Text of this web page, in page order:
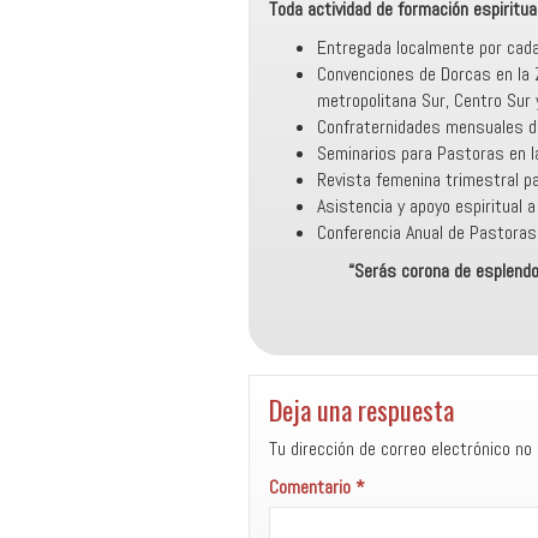
Toda actividad de formación
Entregada localmente por
Convenciones de Dorcas en
metropolitana Sur, Centro Sur
Confraternidades mensuales
Seminarios para Pastoras en
Revista femenina trimestral
Asistencia y apoyo espiritual
Conferencia Anual de Pastoras
“Serás corona de
Deja una respuesta
Tu dirección de correo electrónico no
Comentario*